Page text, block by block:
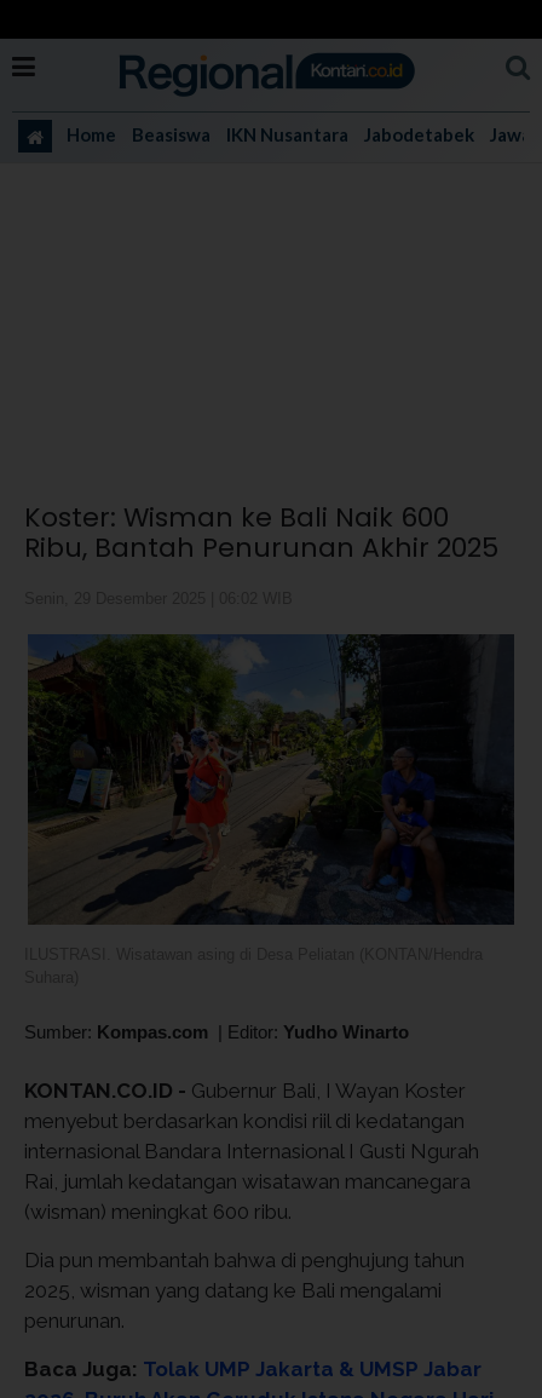
Home Beasiswa IKN Nusantara Jabodetabek Jawa
Koster: Wisman ke Bali Naik 600
Ribu, Bantah Penurunan Akhir 2025
Sumber: Kompas.com | Editor: Yudho Winarto
KONTAN.CO.ID - Gubernur Bali, I Wayan Koster
menyebut berdasarkan kondisi riil di kedatangan
internasional Bandara Internasional I Gusti Ngurah
Rai, jumlah kedatangan wisatawan mancanegara
(wisman) meningkat 600 ribu.
Dia pun membantah bahwa di penghujung tahun
2025, wisman yang datang ke Bali mengalami
penurunan.
Baca Juga: Tolak UMP Jakarta & UMSP Jabar